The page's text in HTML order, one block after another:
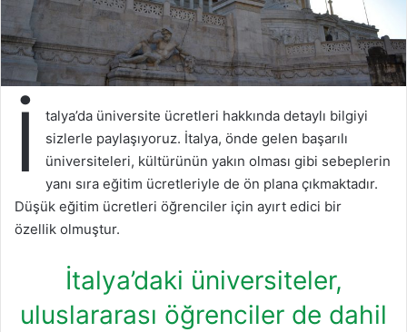
İ
talya’da üniversite ücretleri hakkında detaylı bilgiyi
sizlerle paylaşıyoruz. İtalya, önde gelen başarılı
üniversiteleri, kültürünün yakın olması gibi sebeplerin
yanı sıra eğitim ücretleriyle de ön plana çıkmaktadır.
Düşük eğitim ücretleri öğrenciler için ayırt edici bir
özellik olmuştur.
İtalya’daki üniversiteler,
uluslararası öğrenciler de dahil